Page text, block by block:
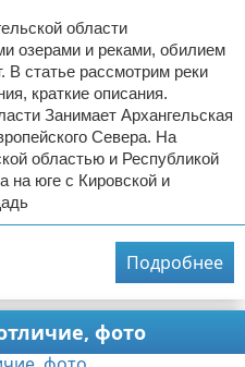
области
озерами и реками, обилием
В статье рассмотрим реки
краткие описания.
Занимает Архангельская
Севера. На
областью и Республикой
на юге с Кировской и
Подробнее
фото